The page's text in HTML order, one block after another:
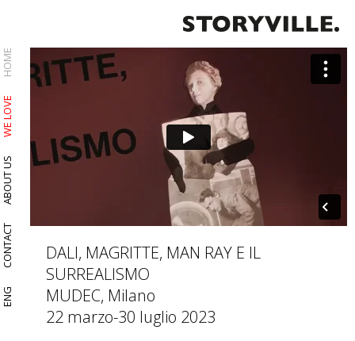
ENG
CONTACT
ABOUT US
WE LOVE
HOME
DALI, MAGRITTE, MAN RAY E IL
SURREALISMO
MUDEC, Milano
22 marzo-30 luglio 2023